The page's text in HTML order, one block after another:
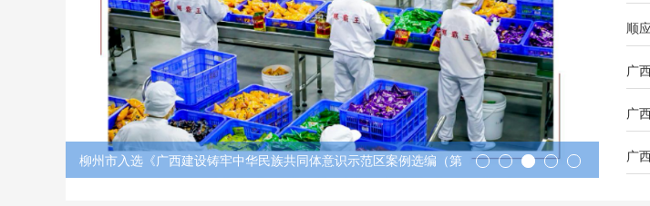
柳州市入选《广西建设铸牢中华民族共同体意识示范区案例选编（第
广西